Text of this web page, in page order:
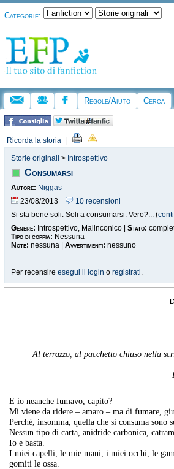
Categorie:
Regole/Aiuto Cerca
Ricorda la storia
Storie originali > Introspettivo
Consumarsi
Autore: Niggas
23/08/2013
10 recensioni
Si sta bene soli. Soli a consumarsi. Vero?... (
Genere: Introspettivo, Malinconico | Stato:
Tipo di coppia: Nessuna
Note: nessuna | Avvertimenti: nessuno
Per recensire esegui il login o registrati.
Al terrazzo, al pacchetto chiuso nella
E io neanche fumavo, capito?
Mi viene da ridere – amaro – ma di fumare,
Perché, insomma, quella che si consuma sono
Nessun tipo di carta, anidride carbonica,
Io e basta.
I miei capelli, le mie mani, i miei occhi, le
gomiti le ossa.